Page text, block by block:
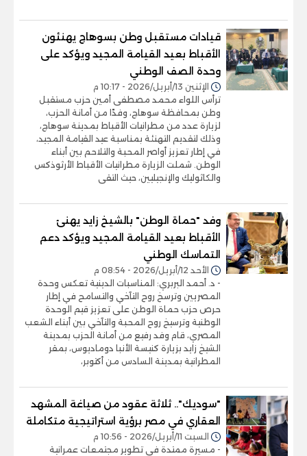
قيادات مستقبل وطن بسوهاج يهنئون
الأقباط بعيد القيامة المجيد ويؤكد على
وحدة الصف الوطني
الإثنين 13/أبريل/2026 - 10:17 م
ترأس اللواء محمد مصطفى أمين حزب مستقبل
وطن بمحافظة سوهاج، وفدًا من أمانة الحزب،
لزيارة عدد من مطرانيات الأقباط بمدينة سوهاج،
وذلك لتقديم التهنئة بمناسبة عيد القيامة المجيد،
في إطار تعزيز أواصر المحبة والتلاحم بين أبناء
الوطن. شملت الزيارة مطرانيات الأقباط الأرثوذكس
والكاثوليك والإنجيليين، حيث التقى
وفد "حماة الوطن" بالشيخ زايد يهنئ
الأقباط بعيد القيامة المجيد ويؤكد دعم
التماسك الوطني
الأحد 12/أبريل/2026 - 08:54 م
- د. أحمد البربري: المناسبات الدينية تعكس وحدة
المصريين وترسخ روح التآخي والتسامح في إطار
حرص حزب حماة الوطن على تعزيز قيم الوحدة
الوطنية وترسيخ روح المحبة والتآخي بين أبناء الشعب
المصري، قام وفد رفيع من أمانة الحزب بمدينة
الشيخ زايد بزيارة كنيسة الأنبا دوماديوس، بمقر
المطرانية بمدينة السادس من أكتوبر،
"سوديك".. ثلاثة عقود من صياغة المشهد
العقاري في مصر برؤية استراتيجية متكاملة
السبت 11/أبريل/2026 - 10:56 م
- مسيرة ممتدة فى تطوير مجتمعات عمرانية